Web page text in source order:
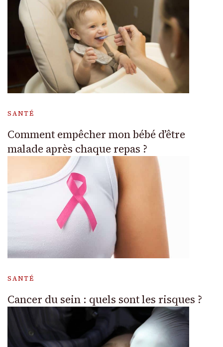
SANTÉ
Comment empêcher mon bébé d’être
malade après chaque repas ?
SANTÉ
Cancer du sein : quels sont les risques ?